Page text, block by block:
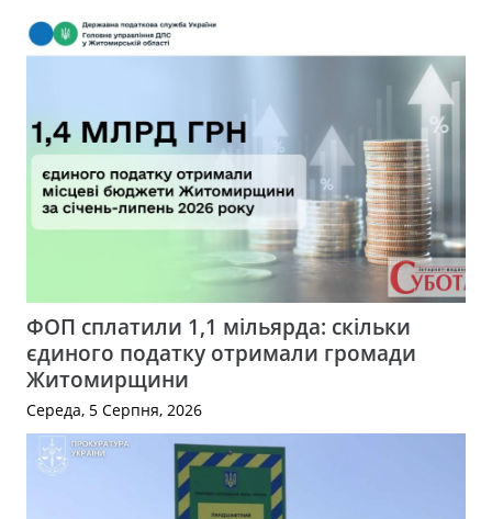
ФОП сплатили 1,1 мільярда: скільки
єдиного податку отримали громади
Житомирщини
Середа, 5 Серпня, 2026